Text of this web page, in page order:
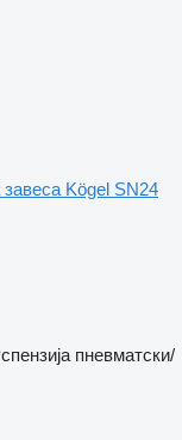
Kögel SN24
пневматски/